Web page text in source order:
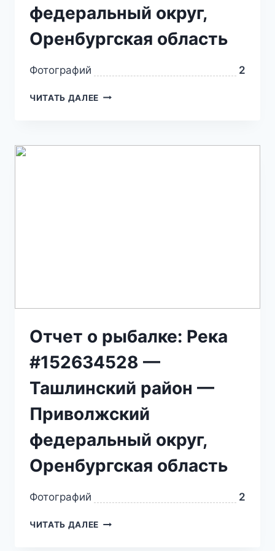
федеральный округ,
Оренбургская область
Фотографий 2
ЧИТАТЬ ДАЛЕЕ
Отчет о рыбалке: Река
#152634528 —
Ташлинский район —
Приволжский
федеральный округ,
Оренбургская область
Фотографий 2
ЧИТАТЬ ДАЛЕЕ